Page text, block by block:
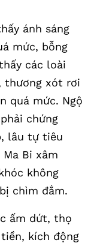
ánh sáng
mức, bỗng
các loài
thương xót rơi
quá mức. Ngộ
chứng
lâu tự tiêu
Bi xâm
không
chìm đắm.
ấm dứt, thọ
kích động